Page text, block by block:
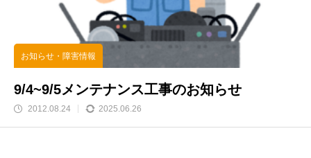
お知らせ・障害情報
9/4~9/5メンテナンス工事のお知らせ
2012.08.24 2025.06.26